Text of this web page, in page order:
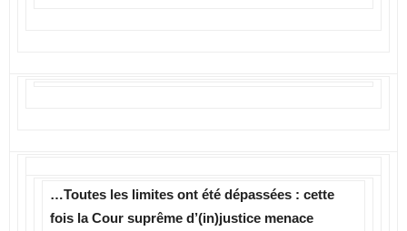
…Toutes les limites ont été dépassées : cette
fois la Cour suprême d’(in)justice menace